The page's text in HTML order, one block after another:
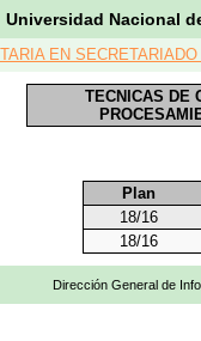
Nacional
EN
TECNICAS DE
Plan
18/16
18/16
Dirección General de